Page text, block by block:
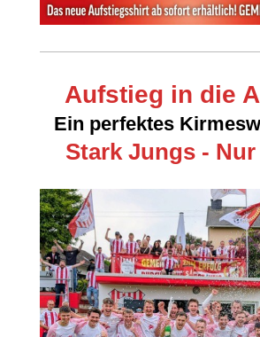
Aufstieg in die
Ein perfektes
Stark Jungs - Nur